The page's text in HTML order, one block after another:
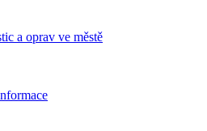
a oprav ve městě